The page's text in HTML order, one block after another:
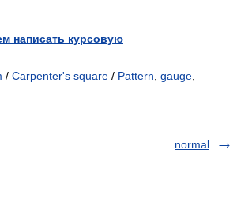
написать курсовую
/ Carpenter's square / Pattern gauge
normal